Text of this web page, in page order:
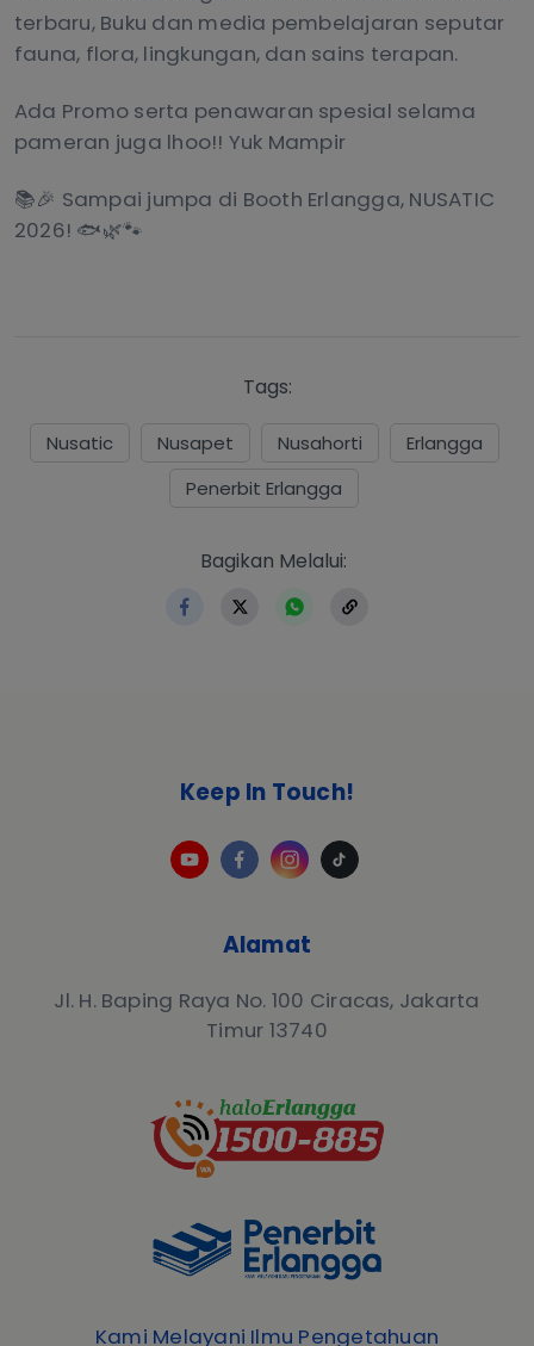
terbaru, Buku dan media pembelajaran seputar
fauna, flora, lingkungan, dan sains terapan.
Ada Promo serta penawaran spesial selama
pameran juga lhoo!! Yuk Mampir
📚🎉 Sampai jumpa di Booth Erlangga, NUSATIC
2026! 🐟🌿🐾
Tags:
Nusatic Nusapet Nusahorti
Erlangga
Penerbit Erlangga
https://
Bagikan Melalui:
Alamat
Jl. H. Baping Raya No. 100 Ciracas, Jakarta
Timur 13740
Keep In Touch!
Kami Melayani Ilmu Pengetahuan